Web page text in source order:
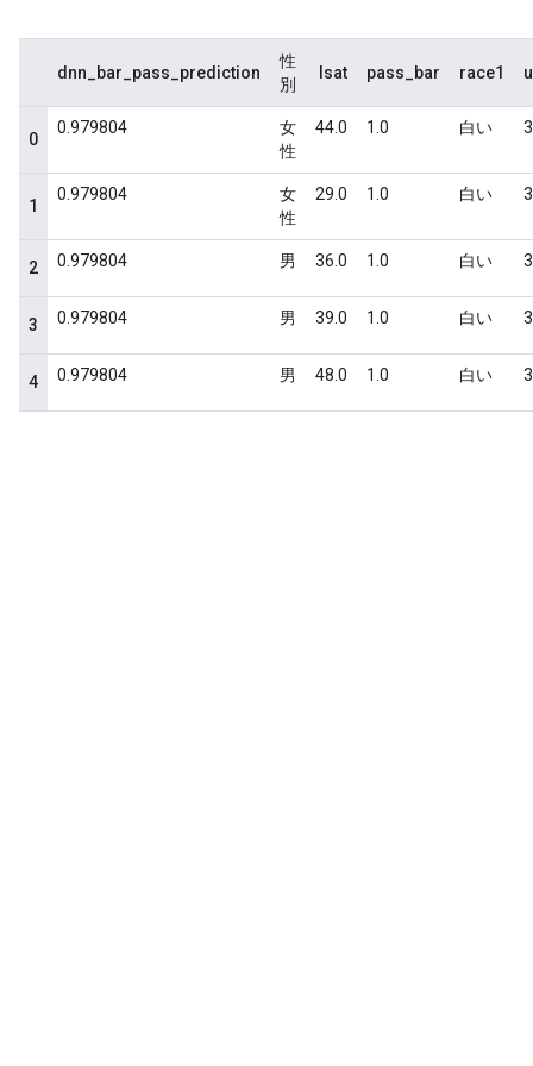
dnn_bar_pass_prediction
性
別
lsat pass_bar race1
0
0.979804
女
性
44.0 1.0 白い
1
0.979804
女
性
29.0 1.0 白い
2 0.979804 男 36.0 1.0 白い
3 0.979804 男 39.0 1.0 白い
4 0.979804 男 48.0 1.0 白い